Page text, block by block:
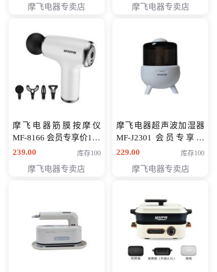
摩飞电器专卖店 摩飞电器专卖店
摩飞电器筋膜按摩仪
MF-8166 会员专享价168
元
239.00 库存100
摩飞电器专卖店
摩飞电器超声波加湿器
MF-J2301 会员专享价
168元
229.00 库存100
摩飞电器专卖店